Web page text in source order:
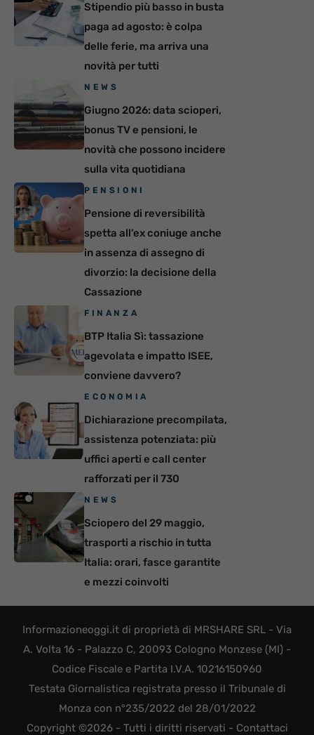
Stipendio più basso in busta
paga ad agosto: è colpa
delle ferie, ma arriva una
novità per tutti
NEWS
Giugno 2026: data scioperi,
bonus TV e pensioni, le
novità che possono incidere
sulla vita quotidiana
PENSIONI
Pensione di reversibilità
spetta all’ex coniuge anche
in assenza di assegno di
divorzio: la decisione della
Cassazione
FINANZA
BTP Italia Sì: tassazione
agevolata e impatto ISEE,
conviene davvero?
ECONOMIA
Dichiarazione precompilata,
assistenza potenziata: più
uffici aperti e call center
rafforzati per il 730
NEWS
Sciopero del 29 maggio,
trasporti a rischio in tutta
Italia: orari, fasce garantite
e mezzi coinvolti
Informazioneoggi.it di proprietà di MRSHARE SRL - Via
A. Volta 16 - Palazzo C, 20093 Cologno Monzese (MI) -
Codice Fiscale e Partita I.V.A. 10216150960
Testata Giornalistica registrata presso il Tribunale di
Monza con n°235/2022 del 28/01/2022
Copyright ©2026 - Tutti i diritti riservati - Contattaci